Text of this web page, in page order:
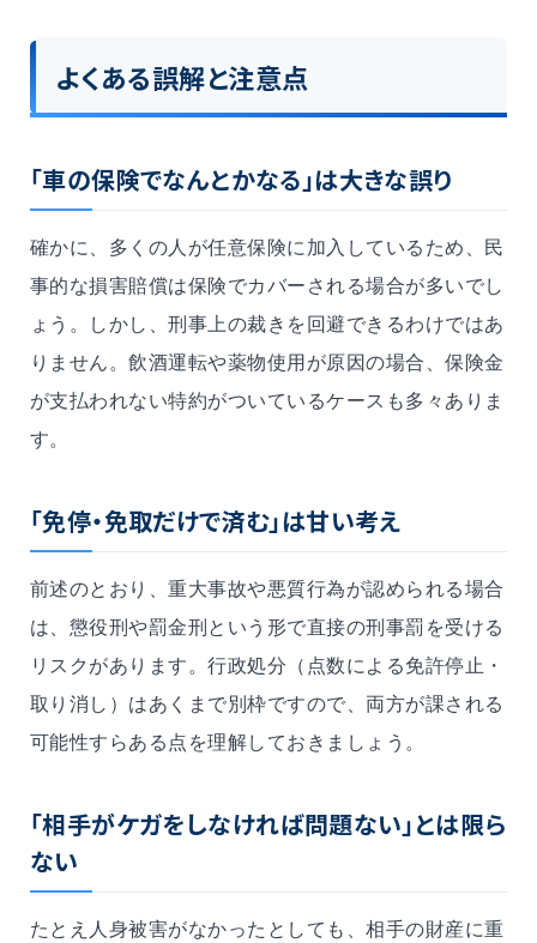
よくある誤解と注意点
「車の保険でなんとかなる」は大きな誤り
確かに、多くの人が任意保険に加入しているため、民
事的な損害賠償は保険でカバーされる場合が多いでし
ょう。しかし、刑事上の裁きを回避できるわけではあ
りません。飲酒運転や薬物使用が原因の場合、保険金
が支払われない特約がついているケースも多々ありま
す。
「免停・免取だけで済む」は甘い考え
前述のとおり、重大事故や悪質行為が認められる場合
は、懲役刑や罰金刑という形で直接の刑事罰を受ける
リスクがあります。行政処分（点数による免許停止・
取り消し）はあくまで別枠ですので、両方が課される
可能性すらある点を理解しておきましょう。
「相手がケガをしなければ問題ない」とは限ら
ない
たとえ人身被害がなかったとしても、相手の財産に重